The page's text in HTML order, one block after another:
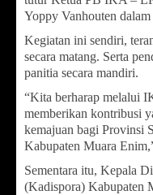
Yoppy Vanhouten dalam
Kegiatan ini sendiri,
secara matang. Serta
panitia secara mandiri.
“Kita berharap melalui
memberikan kontribusi
kemajuan bagi Provinsi
Kabupaten Muara
Sementara itu, Kepala
(Kadispora) Kabupaten